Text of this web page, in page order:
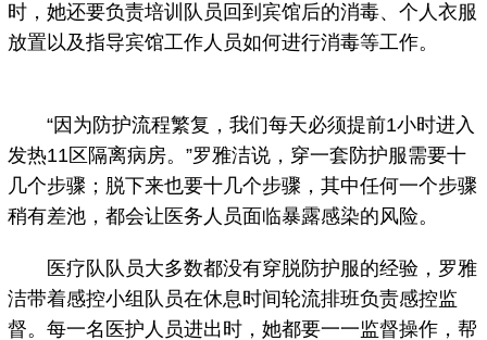
时，她还要负责培训队员回到宾馆后的消毒、个人衣服
放置以及指导宾馆工作人员如何进行消毒等工作。
“因为防护流程繁复，我们每天必须提前1小时进入
发热11区隔离病房。”罗雅洁说，穿一套防护服需要十
几个步骤；脱下来也要十几个步骤，其中任何一个步骤
稍有差池，都会让医务人员面临暴露感染的风险。
医疗队队员大多数都没有穿脱防护服的经验，罗雅
洁带着感控小组队员在休息时间轮流排班负责感控监
督。每一名医护人员进出时，她都要一一监督操作，帮